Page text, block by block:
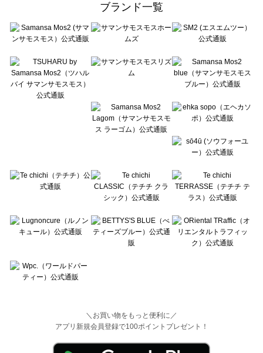
Te chichi（テチチ）の一覧
Te chichi CLASSIC（テチチ クラシック）の一覧
Lugnoncure（ルノンキュール）の一覧
BETTY'S BLUE（べティーズブルー）の一覧
Wpc.（ワールドパーティー）の一覧
ブランド一覧
＼お買い物をもっと便利に／
アプリ新規会員登録で100ポイントプレゼント！